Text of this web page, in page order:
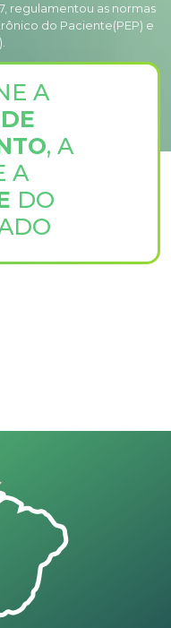
regulamentou as normas
do Paciente(PEP) e
A
, A
A
DO